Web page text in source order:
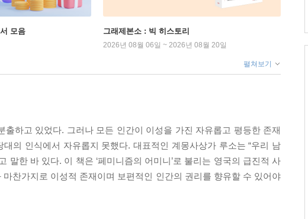
모음 그래제본소 : 빅 히스토리
2026년 08월 06일 ~ 2026년 08월 20일
펼쳐보기
하고 있었다. 그러나 모든 인간이 이성을 가진 자유롭고 평등한 존재
의 인식에서 자유롭지 못했다. 대표적인 계몽사상가 루소는 “우리 남
한 바 있다. 이 책은 ‘페미니즘의 어미니’로 불리는 영국의 급진적 사
찬가지로 이성적 존재이며 보편적인 인간의 권리를 향유할 수 있어야